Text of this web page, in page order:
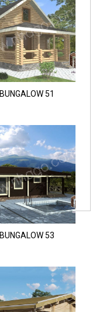
BUNGALOW 51
BUNGALOW 53